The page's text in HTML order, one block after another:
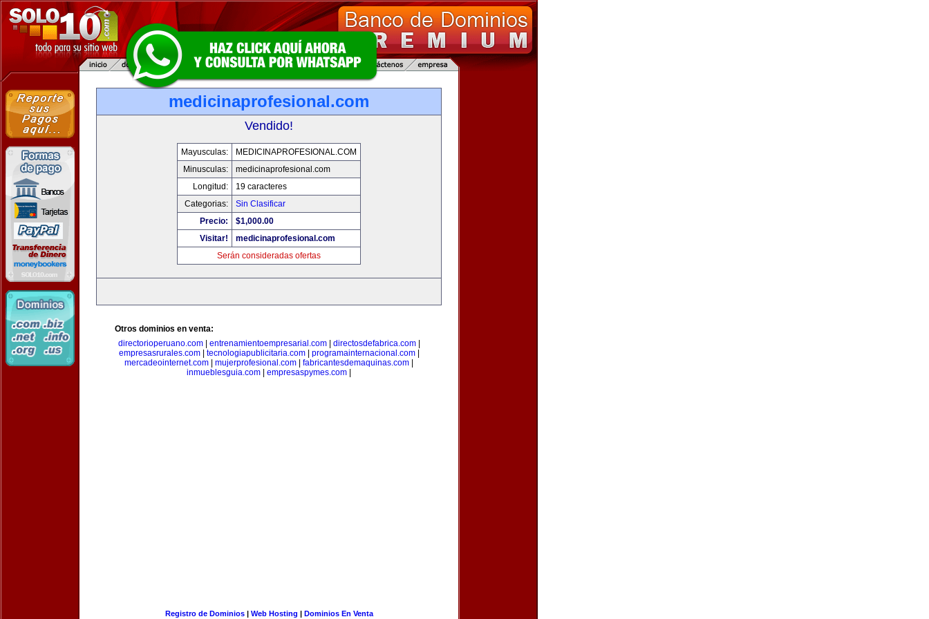
medicinaprofesional.com
Vendido!
Mayusculas:
MEDICINAPROFESIONAL.COM
Minusculas:
medicinaprofesional.com
Longitud:
19 caracteres
Categorias:
Sin Clasificar
Precio:
$1,000.00
Visitar!
medicinaprofesional.com
Serán consideradas ofertas
Otros dominios en venta:
directorioperuano.com| entrenamientoempresarial.com| directosdefabrica.com|
empresasrurales.com| tecnologiapublicitaria.com| programainternacional.com|
mercadeointernet.com
mujerprofesional.com fabricantesdemaquinas.com
inmueblesguia.com
empresaspymes.com
Registro de Dominios| Web Hosting | Dominios En Venta